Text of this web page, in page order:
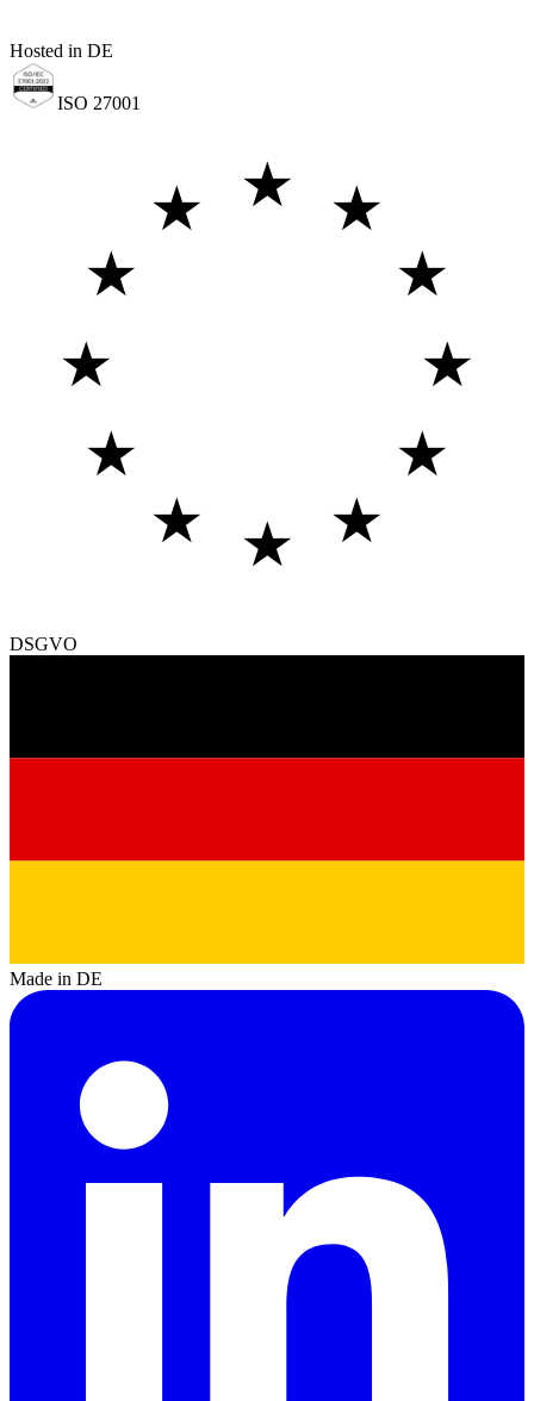
Hosted in DE
ISO 27001
★
★
★
★
★
★
★
★
★
★
★
★
DSGVO
Made in DE